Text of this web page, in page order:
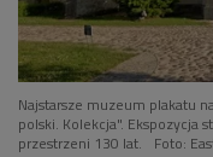
Najstarsze muzeum plakatu
polski. Kolekcja". Ekspozycja
przestrzeni 130 lat.
Foto: